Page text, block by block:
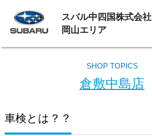
スバル中四国株式会社
岡山エリア
SHOP TOPICS
倉敷中島店
車検とは？？